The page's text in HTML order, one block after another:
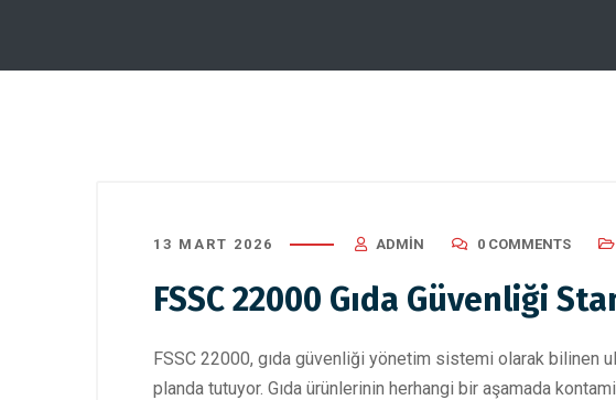
13 MART 2026 ADMIN 0 COMMENTS
FSSC 22000 Gıda Güvenliği
FSSC 22000, gıda güvenliği yönetim sistemi olarak bilinen
planda tutuyor. Gıda ürünlerinin herhangi bir aşamada